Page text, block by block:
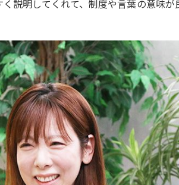
説明してくれて、制度や言葉の意味が